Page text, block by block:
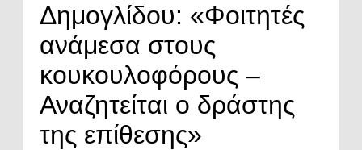
Δημογλίδου: «Φοιτητές
ανάμεσα στους
κουκουλοφόρους –
Αναζητείται ο δράστης
της επίθεσης»